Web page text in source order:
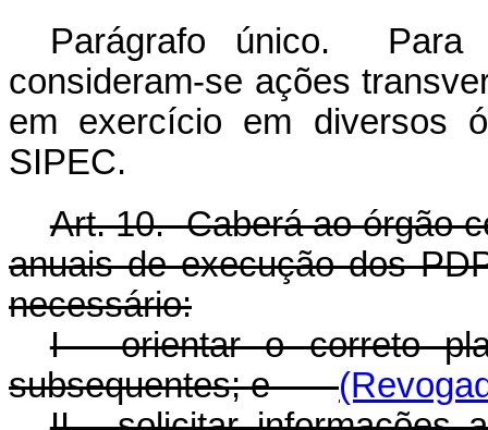
Parágrafo único. Para
consideram-se ações
em exercício em diversos
SIPEC.
Art. 10. Caberá ao órgão
anuais de execução dos
necessário:
I - orientar o correto
subsequentes; e